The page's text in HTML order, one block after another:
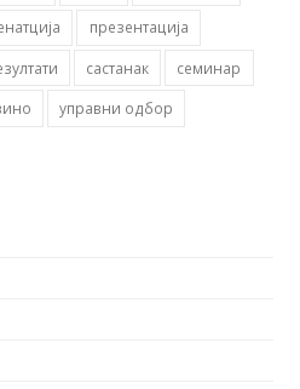
презентација
састанак
семинар
управни одбор